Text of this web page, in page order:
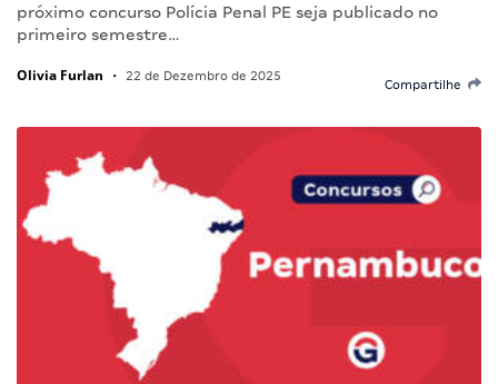
próximo concurso Polícia Penal PE seja publicado no
primeiro semestre…
Olivia Furlan • 22 de Dezembro de 2025
Compartilhe